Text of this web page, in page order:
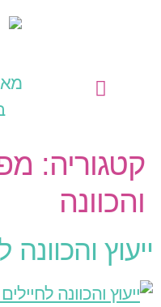
קטגוריה:
והכוונה
ייעוץ